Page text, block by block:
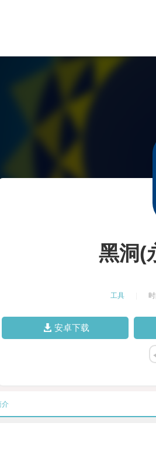
黑洞(
工具
安卓下载
介